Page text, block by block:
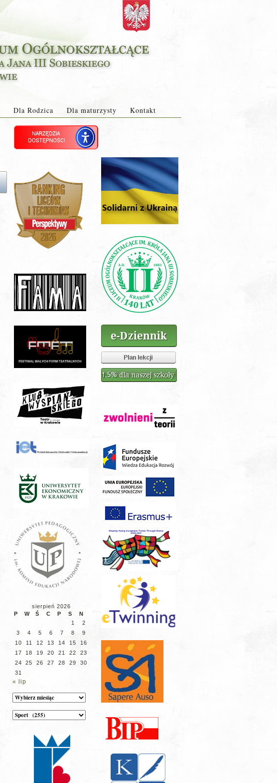
Dla Rodzica Dla maturzysty Kontakt
sierpień 2026
P
W Ś C P S
N
1
2
3
4 5 6 7 8
9
10
11 12 13 14 15
16
17
18 19 20 21 22
23
24
25 26 27 28 29
30
31
« lip
Archiwum
Kategorie
wpisów